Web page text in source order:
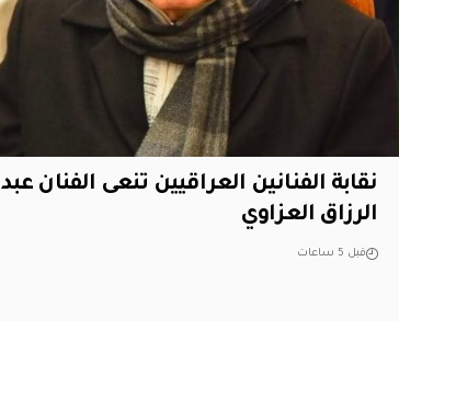
نقابة الفنانين العراقيين تنعى الفنان عبد
الرزاق العزاوي
قبل 5 ساعات